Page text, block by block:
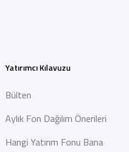
Yatırımcı Kılavuzu
Bülten
Aylık Fon Dağılım Önerileri
Hangi Yatırım Fonu Bana